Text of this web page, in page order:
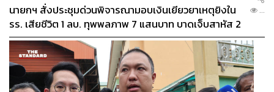
อนาคต
ไทยกำลังเรียนรู้อะไรจากภูฏาน
นายกฯ สั่งประชุมด่วนพิจารณามอบเงินเยียวยาเหตุยิงใน
รร. เสียชีวิต 1 ลบ. ทุพพลภาพ 7 แสนบาท บาดเจ็บสาหัส 2
แสนบาท บาดเจ็บเล็กน้อย 1 แสนบาท
...